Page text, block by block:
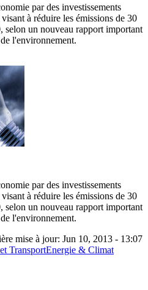
par des investissements
à réduire les émissions de 30
selon un nouveau rapport important
l'environnement.
par des investissements
à réduire les émissions de 30
selon un nouveau rapport important
l'environnement.
mise à jour: Jun 10, 2013 - 13:07
TransportEnergie & Climat